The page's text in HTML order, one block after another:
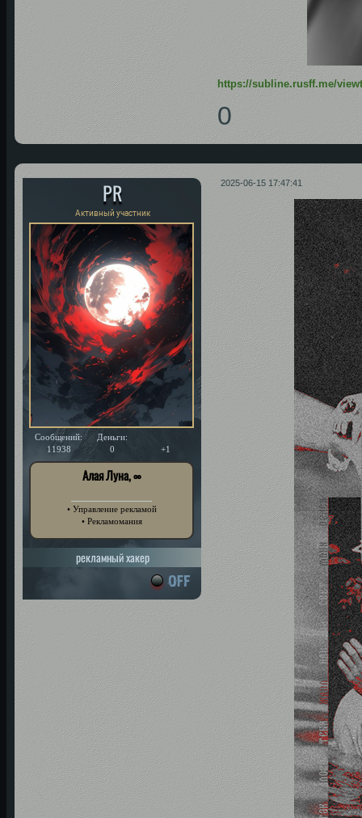
https://subline.rusff.me/
0
2025-06-15 17:47:41
PR
Активный участник
Сообщений:
11938
Деньги:
0
+1
Алая Луна, ∞
• Управление рекламой
• Рекламомания
рекламный хакер